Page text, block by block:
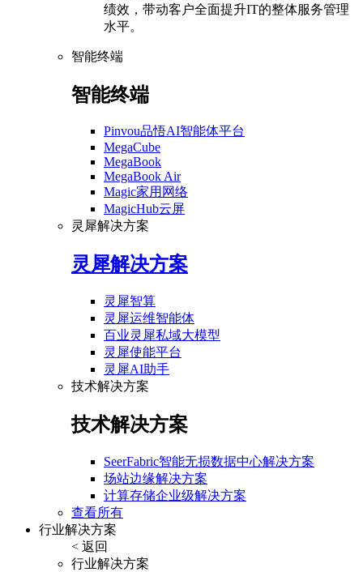
绩效，带动客户全面提升IT的整体服务管理
水平。
智能终端
智能终端
Pinvou品悟AI智能体平台
MegaCube
MegaBook
MegaBook Air
Magic家用网络
MagicHub云屏
灵犀解决方案
灵犀解决方案
灵犀智算
灵犀运维智能体
百业灵犀私域大模型
灵犀使能平台
灵犀AI助手
技术解决方案
技术解决方案
SeerFabric智能无损数据中心解决方案
场站边缘解决方案
计算存储企业级解决方案
查看所有
行业解决方案
< 返回
行业解决方案